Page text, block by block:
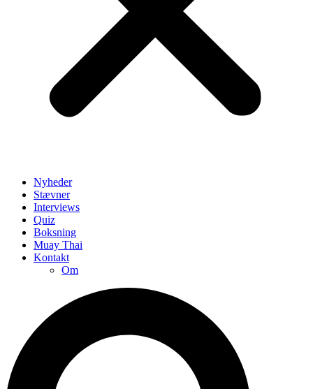
Nyheder
Stævner
Interviews
Quiz
Boksning
Muay Thai
Kontakt
Om